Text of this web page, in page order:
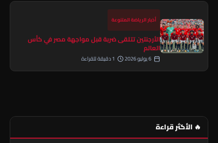
أخبار الرياضة المتنوعة
الأرجنتين تتلقى ضربة قبل مواجهة مصر في كأس
العالم
🔥 الأكثر قراءة